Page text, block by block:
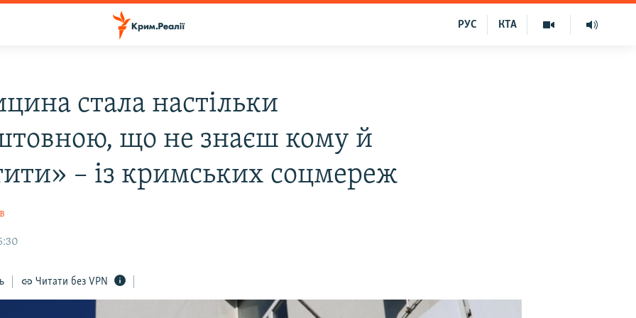
КТА
РУС
стала настільки
що не знаєш кому й
– із кримських соцмереж
Читати без VPN